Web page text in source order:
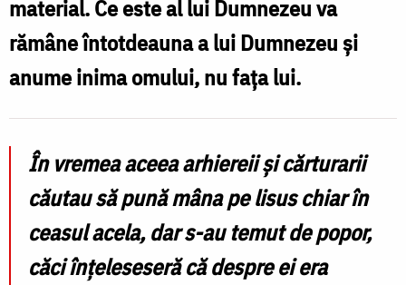
material. Ce este al lui Dumnezeu va
rămâne întotdeauna a lui Dumnezeu și
anume inima omului, nu fața lui.
În vremea aceea arhiereii și cărturarii
căutau să pună mâna pe lisus chiar în
ceasul acela, dar s-au temut de popor,
căci înțeleseseră că despre ei era